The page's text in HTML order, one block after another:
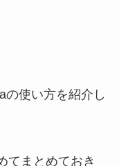
の使い方を紹介し
てまとめておき